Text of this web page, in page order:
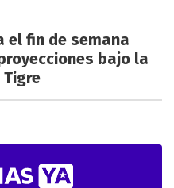
el fin de semana
bajo la
Tigre